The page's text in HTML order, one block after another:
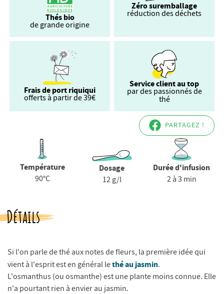
Thés bio
de grande origine
Zéro suremballage
réduction des déchets
Frais de port riquiqui
offerts à partir de 39€
Service client au top
par des passionnés de
thé
PARTAGEZ !
Température
90°C
Dosage
12 g/l
Durée d'infusion
2 à 3 min
Détails
Si l'on parle de thé aux notes de fleurs, la première idée qui
vient à l'esprit est en général lethé au jasmin.
L'osmanthus (ou osmanthe) est une plante moins connue. Elle
n'a pourtant rien à envier au jasmin.